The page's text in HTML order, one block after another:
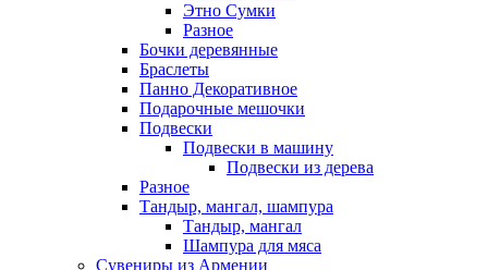
Этно Сумки
Разное
Бочки деревянные
Браслеты
Панно Декоративное
Подарочные мешочки
Подвески
Подвески в машину
Подвески из дерева
Разное
Тандыр, мангал, шампура
Тандыр, мангал
Шампура для мяса
Сувениры из Армении